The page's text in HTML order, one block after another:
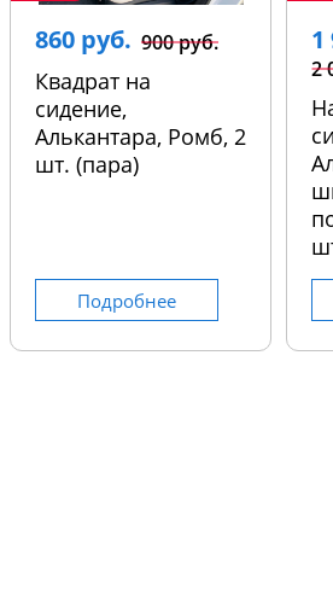
860 руб. 900 руб.
Квадрат на
сидение,
Алькантара, Ромб, 2
шт. (пара)
Подробнее
1
2